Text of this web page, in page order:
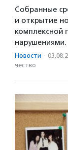
Собранные
и открытие
комплексной
нарушениями.
Новости ·
чест­во